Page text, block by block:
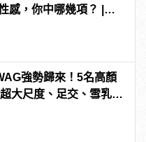
感，你中哪幾項？ |
強勢歸來！5名高顏
大尺度、足交、雪乳、